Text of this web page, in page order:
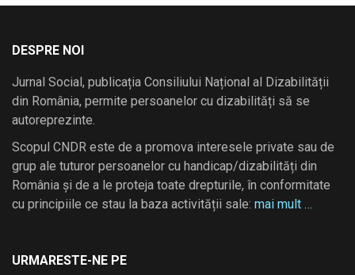
DESPRE NOI
Jurnal Social, publicația Consiliului Național al Dizabilității
din România, permite persoanelor cu dizabilități să se
autoreprezinte.
Scopul CNDR este de a promova interesele private sau de
grup ale tuturor persoanelor cu handicap/dizabilități din
România și de a le proteja toate drepturile, în conformitate
cu principiile ce stau la baza activității sale: mai mult …
URMARESTE-NE PE